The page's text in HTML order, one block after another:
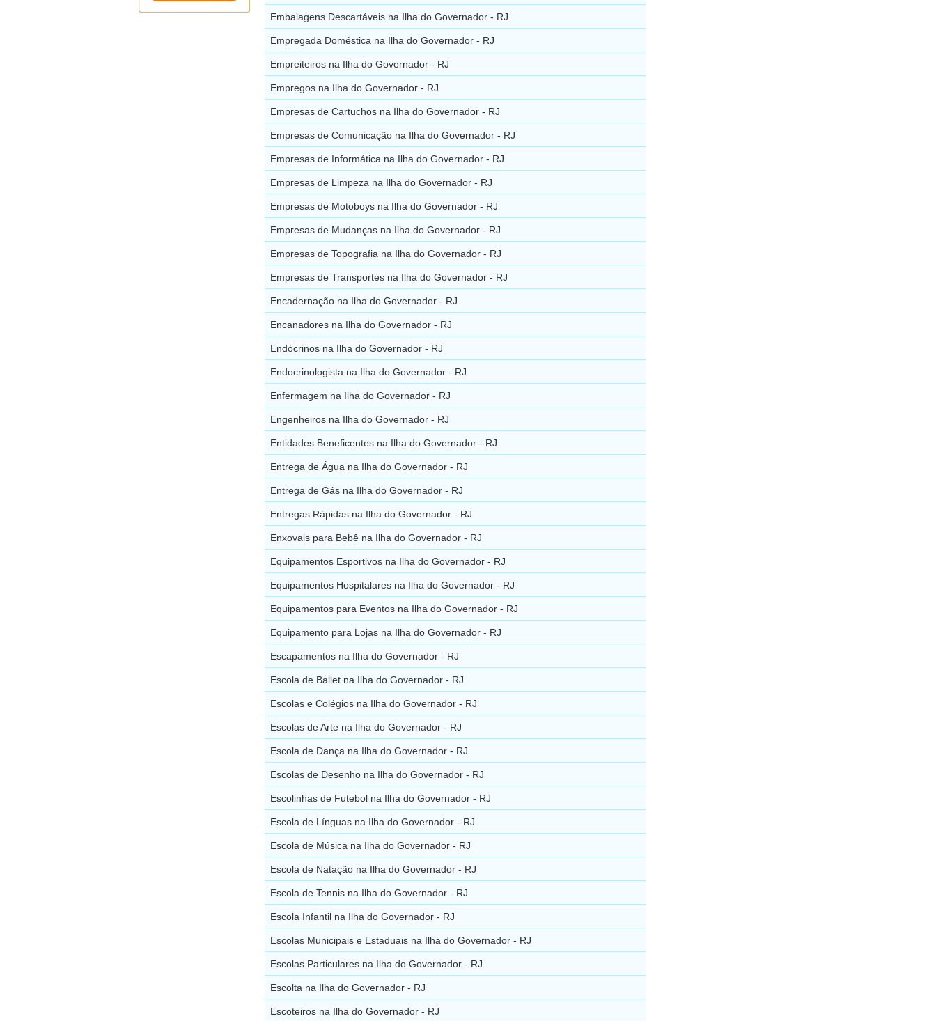
Embalagens Descartáveis na Ilha do Governador - RJ
Empregada Doméstica na Ilha do Governador - RJ
Empreiteiros na Ilha do Governador - RJ
Empregos na Ilha do Governador - RJ
Empresas de Cartuchos na Ilha do Governador - RJ
Empresas de Comunicação na Ilha do Governador - RJ
Empresas de Informática na Ilha do Governador - RJ
Empresas de Limpeza na Ilha do Governador - RJ
Empresas de Motoboys na Ilha do Governador - RJ
Empresas de Mudanças na Ilha do Governador - RJ
Empresas de Topografia na Ilha do Governador - RJ
Empresas de Transportes na Ilha do Governador - RJ
Encadernação na Ilha do Governador - RJ
Encanadores na Ilha do Governador - RJ
Endócrinos na Ilha do Governador - RJ
Endocrinologista na Ilha do Governador - RJ
Enfermagem na Ilha do Governador - RJ
Engenheiros na Ilha do Governador - RJ
Entidades Beneficentes na Ilha do Governador - RJ
Entrega de Água na Ilha do Governador - RJ
Entrega de Gás na Ilha do Governador - RJ
Entregas Rápidas na Ilha do Governador - RJ
Enxovais para Bebê na Ilha do Governador - RJ
Equipamentos Esportivos na Ilha do Governador - RJ
Equipamentos Hospitalares na Ilha do Governador - RJ
Equipamentos para Eventos na Ilha do Governador - RJ
Equipamento para Lojas na Ilha do Governador - RJ
Escapamentos na Ilha do Governador - RJ
Escola de Ballet na Ilha do Governador - RJ
Escolas e Colégios na Ilha do Governador - RJ
Escolas de Arte na Ilha do Governador - RJ
Escola de Dança na Ilha do Governador - RJ
Escolas de Desenho na Ilha do Governador - RJ
Escolinhas de Futebol na Ilha do Governador - RJ
Escola de Línguas na Ilha do Governador - RJ
Escola de Música na Ilha do Governador - RJ
Escola de Natação na Ilha do Governador - RJ
Escola de Tennis na Ilha do Governador - RJ
Escola Infantil na Ilha do Governador - RJ
Escolas Municipais e Estaduais na Ilha do Governador - RJ
Escolas Particulares na Ilha do Governador - RJ
Escolta na Ilha do Governador - RJ
Escoteiros na Ilha do Governador - RJ